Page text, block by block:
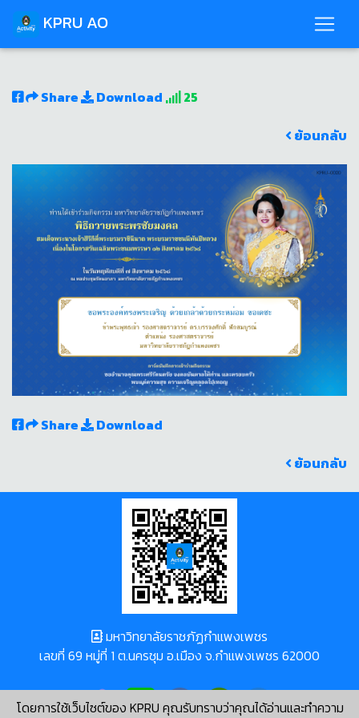
KPRU AO
Share Download
25
ย้อนกลับ
Share
Download
ย้อนกลับ
โดยการใช้เว็บไซต์ของ KPRU คุณรับทราบว่าคุณได้อ่านและทำความ
มหาวิทยาลัยราชภัฏกำแพงเพชร
เลขที่ 69 หมู่ที่ 1 ต.นครชุม อ.เมือง จ.กำแพงเพชร 62000